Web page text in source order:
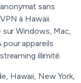
sans
à Hawaii.
Windows, Mac,
pour appareils
illimité.
Hawaii, New York,